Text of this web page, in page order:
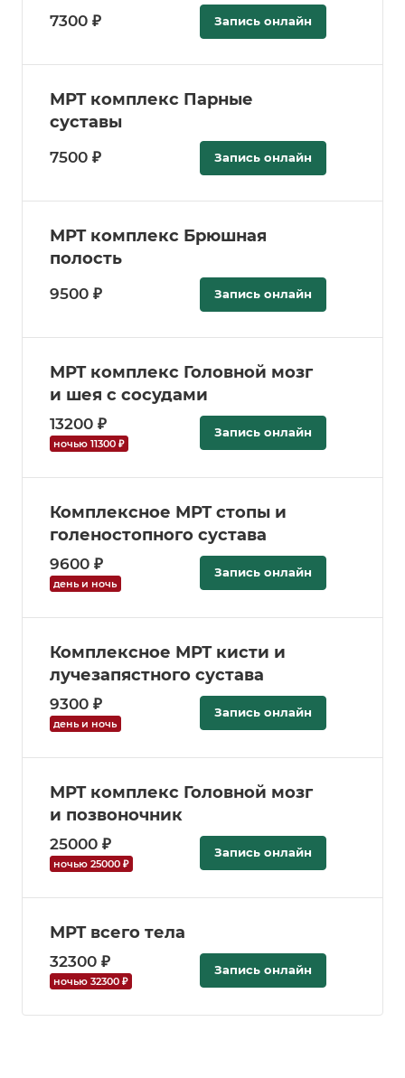
7300 ₽ Запись онлайн
МРТ комплекс Парные
суставы
7500 ₽ Запись онлайн
МРТ комплекс Брюшная
полость
9500 ₽ Запись онлайн
МРТ комплекс Головной мозг
и шея с сосудами
13200 ₽
ночью 11300 ₽
Запись онлайн
Комплексное МРТ стопы и
голеностопного сустава
9600 ₽
день и ночь
Запись онлайн
Комплексное МРТ кисти и
лучезапястного сустава
9300 ₽
день и ночь
Запись онлайн
МРТ комплекс Головной мозг
и позвоночник
25000 ₽
ночью 25000 ₽
Запись онлайн
МРТ всего тела
32300 ₽
ночью 32300 ₽
Запись онлайн